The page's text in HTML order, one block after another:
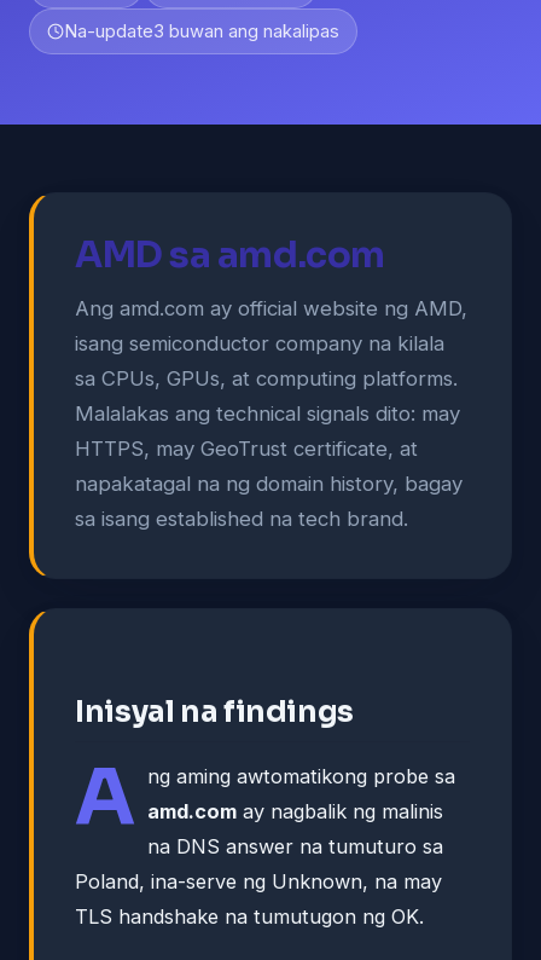
Na-update3 buwan ang nakalipas
AMD sa amd.com
Ang amd.com ay official website ng AMD,
isang semiconductor company na kilala
sa CPUs, GPUs, at computing platforms.
Malalakas ang technical signals dito: may
HTTPS, may GeoTrust certificate, at
napakatagal na ng domain history, bagay
sa isang established na tech brand.
Inisyal na findings
A ng aming awtomatikong probe sa
amd.com ay nagbalik ng malinis
na DNS answer na tumuturo sa
Poland, ina-serve ng Unknown, na may
TLS handshake na tumutugon ng OK.